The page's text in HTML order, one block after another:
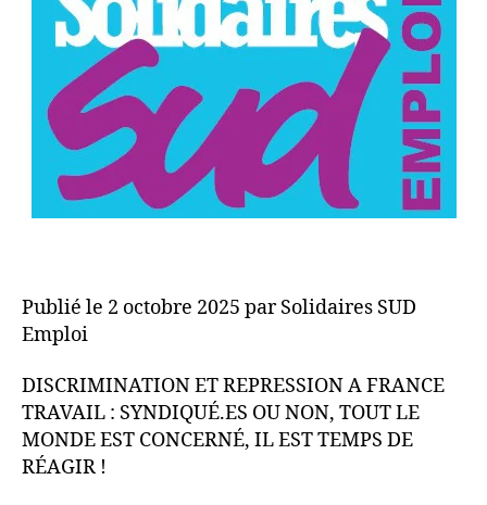
Publié le 2 octobre 2025 par Solidaires SUD
Emploi
DISCRIMINATION ET REPRESSION A FRANCE
TRAVAIL : SYNDIQUÉ.ES OU NON, TOUT LE
MONDE EST CONCERNÉ, IL EST TEMPS DE
RÉAGIR !